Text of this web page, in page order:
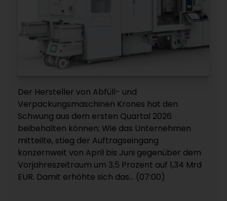
Der Hersteller von Abfüll- und
Verpackungsmaschinen Krones hat den
Schwung aus dem ersten Quartal 2026
beibehalten können: Wie das Unternehmen
mitteilte, stieg der Auftragseingang
konzernweit von April bis Juni gegenüber dem
Vorjahreszeitraum um 3,5 Prozent auf 1,34 Mrd
EUR. Damit erhöhte sich das... (07:00)